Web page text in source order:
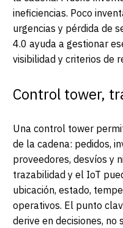
ineficiencias. Poco
urgencias y pérdida de
4.0 ayuda a gestionar
visibilidad y criterios de
Control tower,
Una control tower
de la cadena: pedidos,
proveedores, desvíos y
trazabilidad y el IoT
ubicación, estado,
operativos. El punto
derive en decisiones, no